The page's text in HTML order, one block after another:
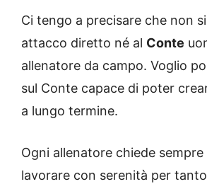
Ci tengo a precisare che non
attacco diretto né al Conte
allenatore da campo. Voglio
sul Conte capace di poter
a lungo termine.
Ogni allenatore chiede
lavorare con serenità per